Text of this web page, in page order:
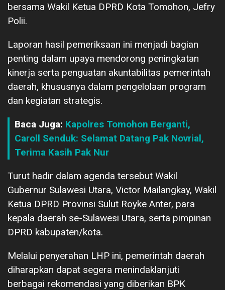
bersama Wakil Ketua DPRD Kota Tomohon, Jefry
Polii.
Laporan hasil pemeriksaan ini menjadi bagian
penting dalam upaya mendorong peningkatan
kinerja serta penguatan akuntabilitas pemerintah
daerah, khususnya dalam pengelolaan program
dan kegiatan strategis.
Baca Juga: Kapolres Tomohon Berganti,
Caroll Senduk: Selamat Datang Pak Novrial,
Terima Kasih Pak Nur
Turut hadir dalam agenda tersebut Wakil
Gubernur Sulawesi Utara, Victor Mailangkay, Wakil
Ketua DPRD Provinsi Sulut Royke Anter, para
kepala daerah se-Sulawesi Utara, serta pimpinan
DPRD kabupaten/kota.
Melalui penyerahan LHP ini, pemerintah daerah
diharapkan dapat segera menindaklanjuti
berbagai rekomendasi yang diberikan BPK